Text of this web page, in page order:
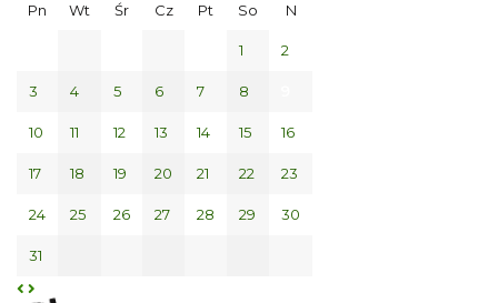
Pn Wt Śr Cz Pt So N
1 2
3 4 5 6 7 8
10 11 12 13 14 15 16
17 18 19 20 21 22 23
24 25 26 27 28 29 30
31